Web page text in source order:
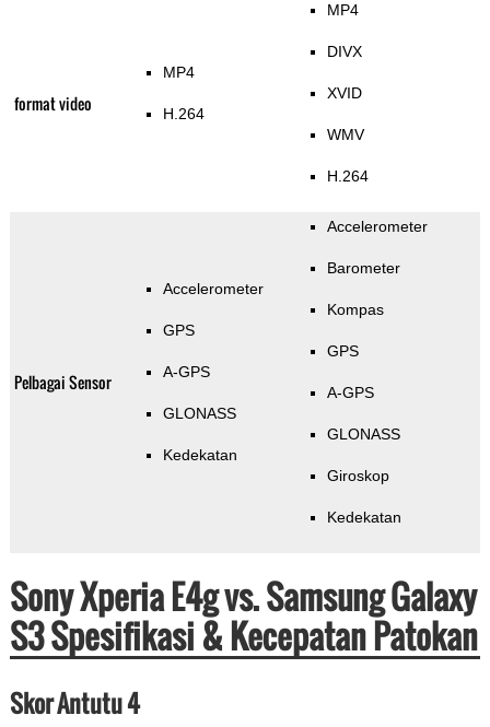
format video
MP4
H.264
MP4
DIVX
XVID
WMV
H.264
Pelbagai Sensor
Accelerometer
GPS
A-GPS
GLONASS
Kedekatan
Accelerometer
Barometer
Kompas
GPS
A-GPS
GLONASS
Giroskop
Kedekatan
Sony Xperia E4g vs. Samsung Galaxy
S3 Spesifikasi & Kecepatan Patokan
Skor Antutu 4